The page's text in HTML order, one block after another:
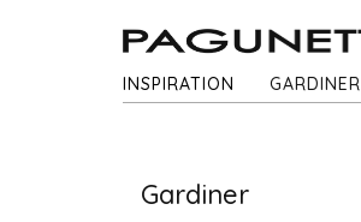
INSPIRATION GARDINER
Gardiner